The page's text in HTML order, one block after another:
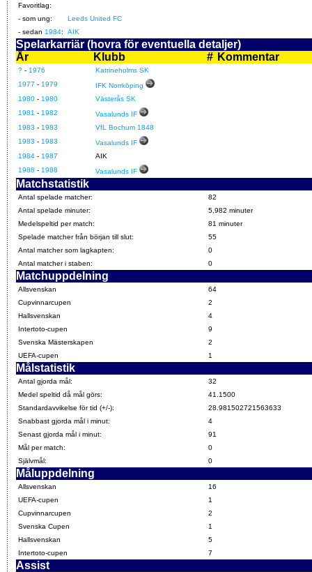
Favoritlag:
- som ung:
Leeds United FC
- sedan 1984: AIK
Spelarkarriär (hovra för eventuella detaljer)
År
Klubb # Kommentar
? - 1976
Katrineholms SK
1977 - 1979
IFK Norrköping
1980 - 1980
Västerås SK
1981 - 1982
Vasalunds IF
1983 - 1983
VfL Bochum 1848
1983 - 1983
Vasalunds IF
1984 - 1987
AIK
1988 - 1988 Vasalunds IF
Matchstatistik
Antal spelade matcher:
82
Antal spelade minuter:
5,982 minuter
Medelspeltid per match:
81 minuter
Spelade matcher från början till slut:
55
Antal matcher som lagkapten:
0
Antal matcher i staben:
0
Matchuppdelning
Allsvenskan
64
Cupvinnarcupen
2
Hallsvenskan
4
Intertoto-cupen
9
Svenska Mästerskapen
2
UEFA-cupen
1
Målstatistik
Antal gjorda mål:
32
Medel speltid då mål görs:
41.1500
Standardavvikelse för tid (+/-):
28.981502721563633
Snabbast gjorda mål i minut:
4
Senast gjorda mål i minut:
91
Mål per match:
0
Självmål:
0
Måluppdelning
Allsvenskan
16
UEFA-cupen
1
Cupvinnarcupen
2
Svenska Cupen
1
Hallsvenskan
5
Intertoto-cupen
7
Assist